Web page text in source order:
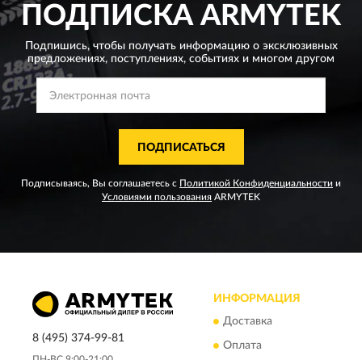
ПОДПИСКА ARMYTEK
Подпишись, чтобы получать информацию о эксклюзивных
предложениях, поступлениях, событиях и многом другом
ПОДПИСАТЬСЯ
Подписываясь, Вы соглашаетесь с Политикой Конфиденциальности и
Условиями пользования ARMYTEK
8 (495) 374-99-81
ИНФОРМАЦИЯ
Доставка
Оплата